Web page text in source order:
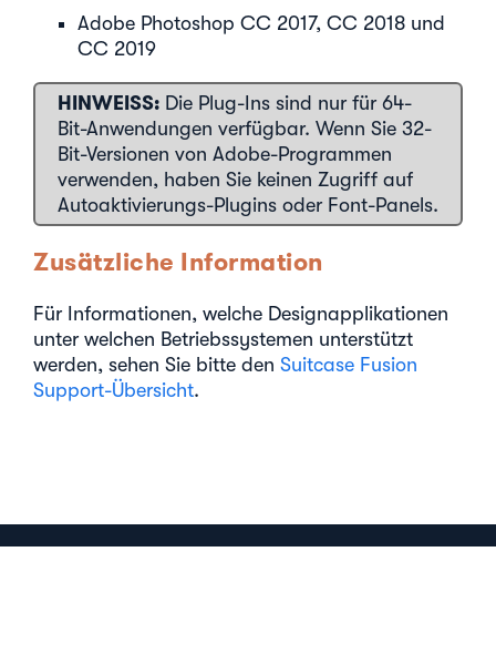
Adobe Photoshop CC 2017, CC 2018 und
CC 2019
HINWEISS: Die Plug-Ins sind nur für 64-
Bit-Anwendungen verfügbar. Wenn Sie 32-
Bit-Versionen von Adobe-Programmen
verwenden, haben Sie keinen Zugriff auf
Autoaktivierungs-Plugins oder Font-Panels.
Zusätzliche Information
Für Informationen, welche Designapplikationen
unter welchen Betriebssystemen unterstützt
werden, sehen Sie bitte den Suitcase Fusion
Support-Übersicht.